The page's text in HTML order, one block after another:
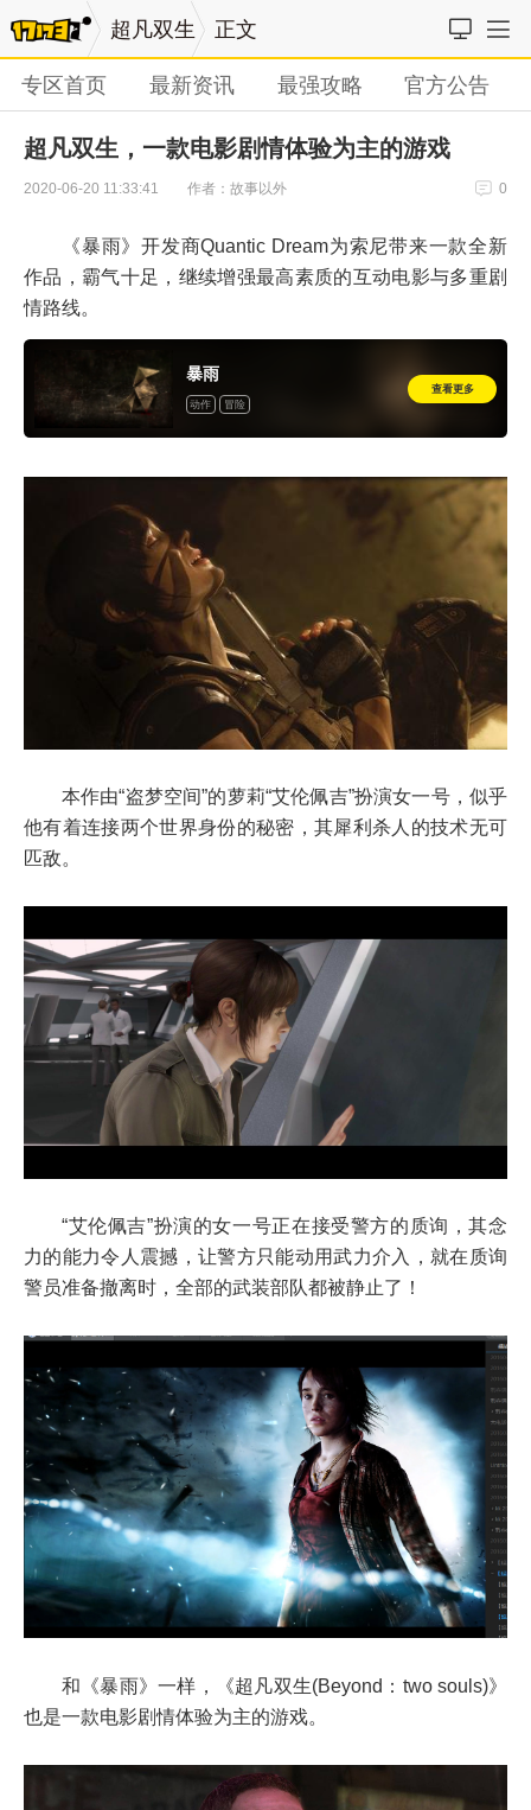
超凡双生 正文
专区首页 最新资讯 最强攻略 官方公告
超凡双生，一款电影剧情体验为主的游戏
2020-06-20 11:33:41 作者：故事以外 0
《暴雨》开发商Quantic Dream为索尼带来一款全新
作品，霸气十足，继续增强最高素质的互动电影与多重剧
情路线。
暴雨
动作 冒险
查看更多
本作由“盗梦空间”的萝莉“艾伦佩吉”扮演女一号，似乎
他有着连接两个世界身份的秘密，其犀利杀人的技术无可
匹敌。
“艾伦佩吉”扮演的女一号正在接受警方的质询，其念
力的能力令人震撼，让警方只能动用武力介入，就在质询
警员准备撤离时，全部的武装部队都被静止了！
和《暴雨》一样，《超凡双生(Beyond：two souls)》
也是一款电影剧情体验为主的游戏。